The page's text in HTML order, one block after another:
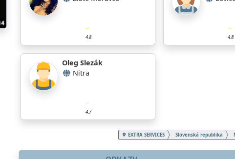
4.8 4.8
Oleg Slezák
Nitra
4.7
EXTRA SERVICES Slovenská republika